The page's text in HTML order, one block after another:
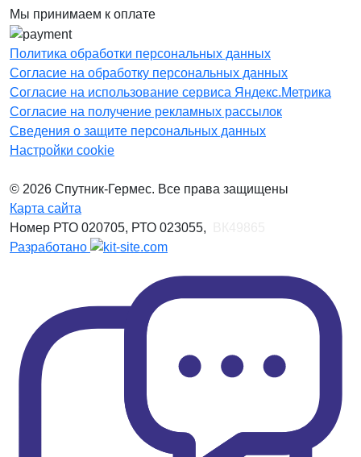
Мы принимаем к оплате
Политика обработки персональных данных
Согласие на обработку персональных данных
Согласие на использование сервиса Яндекс.Метрика
Согласие на получение рекламных рассылок
Сведения о защите персональных данных
Настройки cookie
© 2026 Спутник-Гермес. Все права защищены
Карта сайта
Номер РТО 020705, РТО 023055,
Разработано